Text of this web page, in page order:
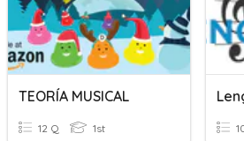
TEORÍA MUSICAL
12 Q 1st